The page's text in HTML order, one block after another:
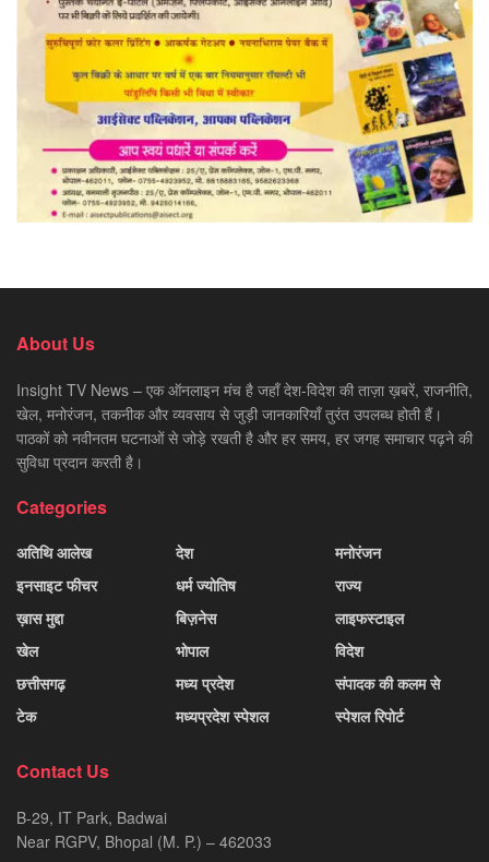
About Us
Insight TV News – एक ऑनलाइन मंच है जहाँ देश-विदेश की ताज़ा ख़बरें, राजनीति,
खेल, मनोरंजन, तकनीक और व्यवसाय से जुड़ी जानकारियाँ तुरंत उपलब्ध होती हैं।
पाठकों को नवीनतम घटनाओं से जोड़े रखती है और हर समय, हर जगह समाचार पढ़ने की
सुविधा प्रदान करती है।
Categories
अतिथि आलेख
इनसाइट फीचर
ख़ास मुद्दा
खेल
छत्तीसगढ़
टेक
देश
धर्म ज्योतिष
बिज़नेस
भोपाल
मध्य प्रदेश
मध्यप्रदेश स्पेशल
मनोरंजन
राज्य
लाइफस्टाइल
विदेश
संपादक की कलम से
स्पेशल रिपोर्ट
Contact Us
B-29, IT Park, Badwai
Near RGPV, Bhopal (M. P.) – 462033